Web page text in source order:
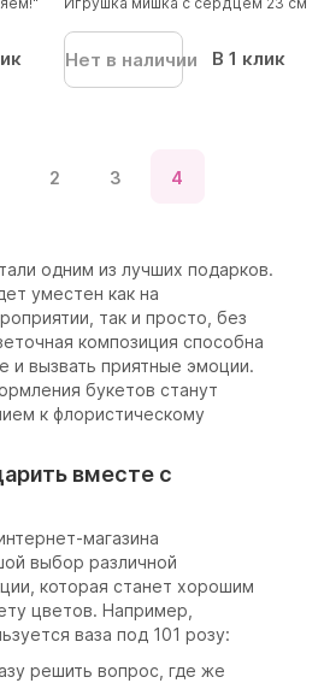
Нет в наличии В 1 клик
2 3 4
одним из лучших подарков.
уместен как на
так и просто, без
композиция способна
и вызвать приятные эмоции.
букетов станут
к флористическому
вместе с
магазина
выбор различной
которая станет хорошим
цветов. Например,
ваза под 101 розу:
решить вопрос, где же